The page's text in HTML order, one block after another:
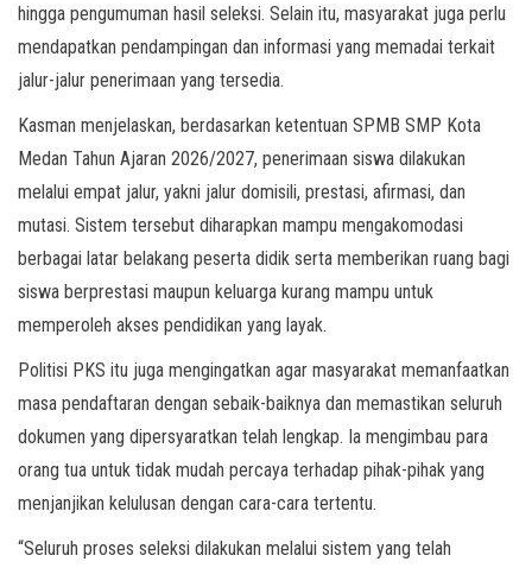
hingga pengumuman hasil seleksi. Selain itu, masyarakat juga perlu
mendapatkan pendampingan dan informasi yang memadai terkait
jalur-jalur penerimaan yang tersedia.
Kasman menjelaskan, berdasarkan ketentuan SPMB SMP Kota
Medan Tahun Ajaran 2026/2027, penerimaan siswa dilakukan
melalui empat jalur, yakni jalur domisili, prestasi, afirmasi, dan
mutasi. Sistem tersebut diharapkan mampu mengakomodasi
berbagai latar belakang peserta didik serta memberikan ruang bagi
siswa berprestasi maupun keluarga kurang mampu untuk
memperoleh akses pendidikan yang layak.
Politisi PKS itu juga mengingatkan agar masyarakat memanfaatkan
masa pendaftaran dengan sebaik-baiknya dan memastikan seluruh
dokumen yang dipersyaratkan telah lengkap. Ia mengimbau para
orang tua untuk tidak mudah percaya terhadap pihak-pihak yang
menjanjikan kelulusan dengan cara-cara tertentu.
“Seluruh proses seleksi dilakukan melalui sistem yang telah